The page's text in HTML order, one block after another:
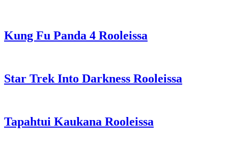
Kung Fu Panda 4 Rooleissa
Star Trek Into Darkness Rooleissa
Tapahtui Kaukana Rooleissa